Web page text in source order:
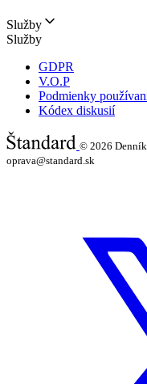
Služby
Služby
GDPR
V.O.P
Podmienky
Kódex diskusií
© 2026
oprava@standard.sk